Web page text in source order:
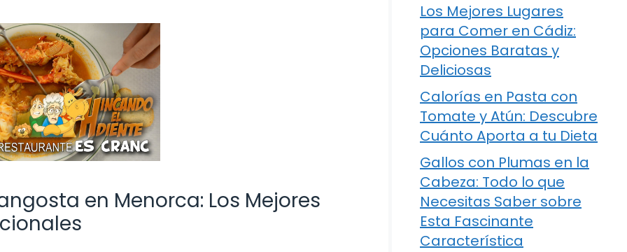
en Menorca: Los Mejores
Los Mejores Lugares
para Comer en Cádiz:
Opciones Baratas y
Deliciosas
Calorías en Pasta con
Tomate y Atún: Descubre
Cuánto Aporta a tu Dieta
Gallos con Plumas en la
Cabeza: Todo lo que
Necesitas Saber sobre
Esta Fascinante
Característica